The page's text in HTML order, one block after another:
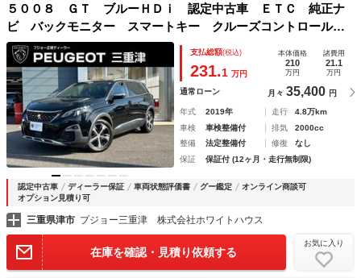
５００８ ＧＴ ブルーＨＤｉ 認定中古車 ＥＴＣ 純正ナ
ビ バックモニター スマートキー クルーズコントロール
オートエアコン ＬＥＤヘッドライト ＡｐｐｌｅＣａｒＰｌ
ａｙ ＡｎｄｒｏｉｄＡｕｔｏ ブラインドスポットモニター
支払総額(税込)
231.1 万円
本体価格
210
万円
諸費用
21.1
万円
通常ローン 月々 35,400 円
年式 2019年 走行
4.8万km
車検
車検整備付 排気
2000cc
整備
法定整備付 修復
なし
保証
保証付 (12ヶ月・走行無制限)
認定中古車 ディーラー保証 車両状態評価書 グー鑑定
オンライン商談可
オプション見積り可
三重県津市 プジョー三重津 株式会社ホワイトハウス
在庫を確認・見積り依頼する
お気に入り